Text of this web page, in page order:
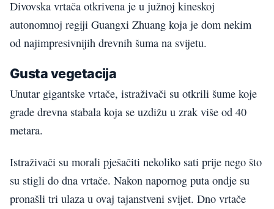
Divovska vrtača otkrivena je u južnoj kineskoj
autonomnoj regiji Guangxi Zhuang koja je dom nekim
od najimpresivnijih drevnih šuma na svijetu.
Gusta vegetacija
Unutar gigantske vrtače, istraživači su otkrili šume koje
grade drevna stabala koja se uzdižu u zrak više od 40
metara.
Istraživači su morali pješačiti nekoliko sati prije nego što
su stigli do dna vrtače. Nakon napornog puta ondje su
pronašli tri ulaza u ovaj tajanstveni svijet. Dno vrtače